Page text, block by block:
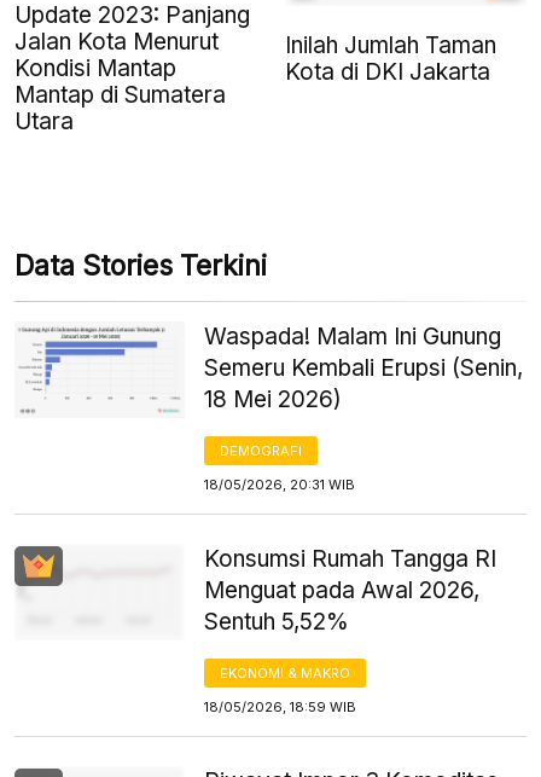
Update 2023: Panjang
Jalan Kota Menurut
Kondisi Mantap
Mantap di Sumatera
Utara
Inilah Jumlah Taman
Kota di DKI Jakarta
Data Stories Terkini
Waspada! Malam Ini Gunung
Semeru Kembali Erupsi (Senin,
18 Mei 2026)
DEMOGRAFI
18/05/2026, 20:31 WIB
Konsumsi Rumah Tangga RI
Menguat pada Awal 2026,
Sentuh 5,52%
EKONOMI & MAKRO
18/05/2026, 18:59 WIB